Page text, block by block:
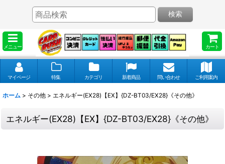
メニュー カート
検索
マイページ 特集 カテゴリ 新着商品 問い合わせ ご利用案内
ホーム > その他 > エネルギー(EX28)【EX】{DZ-BT03/EX28}《その他》
エネルギー(EX28)【EX】{DZ-BT03/EX28}《その他》